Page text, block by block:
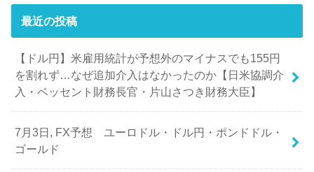
最近の投稿
【ドル円】米雇用統計が予想外のマイナスでも155円
を割れず…なぜ追加介入はなかったのか【日米協調介
入・ベッセント財務長官・片山さつき財務大臣】
7月3日, FX予想 ユーロドル・ドル円・ポンドドル・
ゴールド